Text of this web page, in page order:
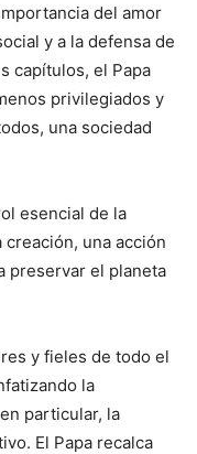
del amor
y a la defensa de
capítulos, el Papa
privilegiados y
una sociedad
esencial de la
una acción
preservar el planeta
y fieles de todo el
la
particular, la
El Papa recalca